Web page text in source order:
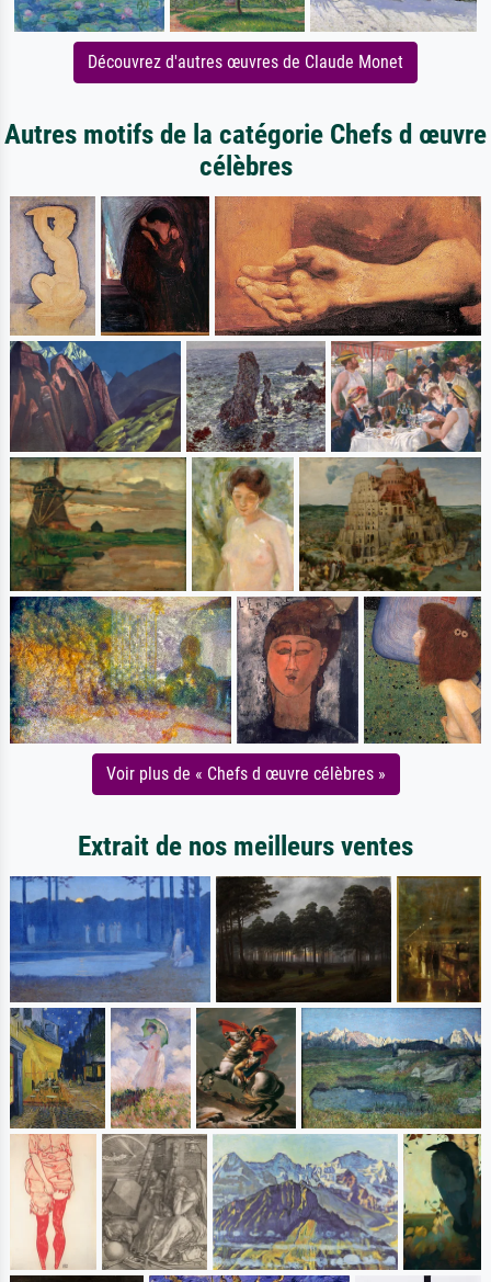
Découvrez d'autres œuvres de Claude Monet
Autres motifs de la catégorie Chefs d œuvre
célèbres
Voir plus de « Chefs d œuvre célèbres »
Extrait de nos meilleurs ventes